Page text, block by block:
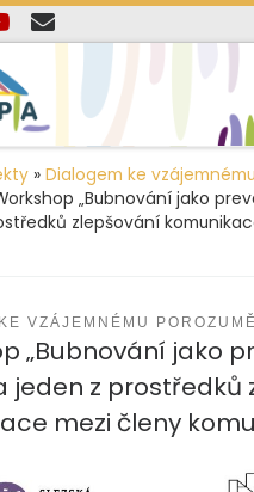
» Dialogem ke
„Bubnování jako
zlepšování
VZÁJEMNÉMU
„Bubnování jako
jeden z prostředků
mezi členy